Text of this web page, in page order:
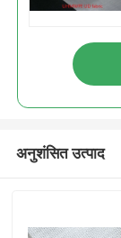
अनुशंसित उत्पाद